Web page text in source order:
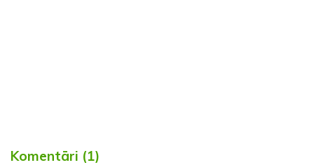
Komentāri (1)